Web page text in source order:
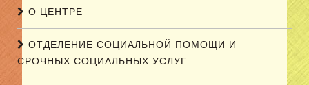
О ЦЕНТРЕ
ОТДЕЛЕНИЕ СОЦИАЛЬНОЙ ПОМОЩИ И
СРОЧНЫХ СОЦИАЛЬНЫХ УСЛУГ